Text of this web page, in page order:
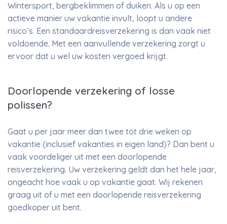
Wintersport, bergbeklimmen of duiken. Als u op een
actieve manier uw vakantie invult, loopt u andere
risico’s. Een standaardreisverzekering is dan vaak niet
voldoende. Met een aanvullende verzekering zorgt u
ervoor dat u wel uw kosten vergoed krijgt.
Doorlopende verzekering of losse
polissen?
Gaat u per jaar meer dan twee tot drie weken op
vakantie (inclusief vakanties in eigen land)? Dan bent u
vaak voordeliger uit met een doorlopende
reisverzekering. Uw verzekering geldt dan het hele jaar,
ongeacht hoe vaak u op vakantie gaat. Wij rekenen
graag uit of u met een doorlopende reisverzekering
goedkoper uit bent.